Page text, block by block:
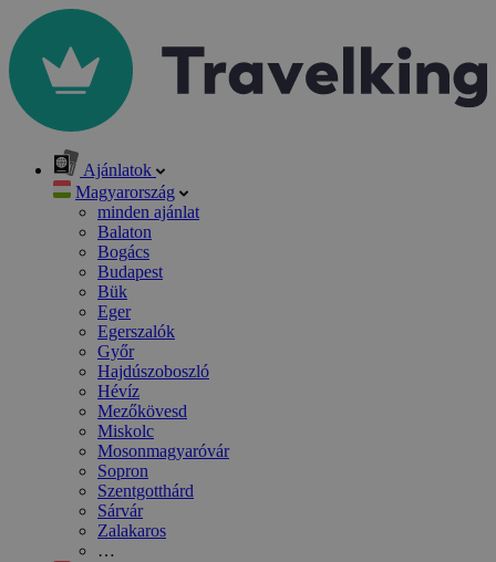
Ajánlatok
Magyarország
minden ajánlat
Balaton
Bogács
Budapest
Bük
Eger
Egerszalók
Győr
Hajdúszoboszló
Hévíz
Mezőkövesd
Miskolc
Mosonmagyaróvár
Sopron
Szentgotthárd
Sárvár
Zalakaros
…